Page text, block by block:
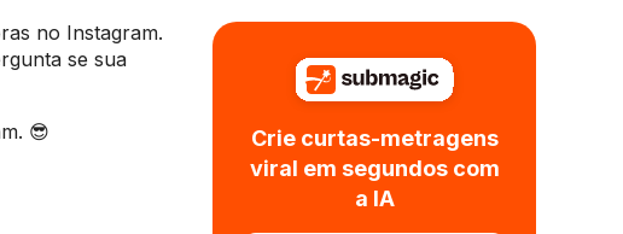
no Instagram.
se sua
😎
Crie curtas-metragens
viral em segundos com
a IA